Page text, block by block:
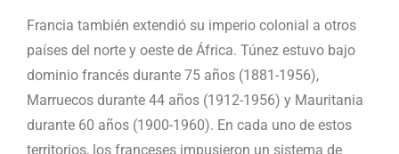
Francia también extendió su imperio colonial a otros
países del norte y oeste de África. Túnez estuvo bajo
dominio francés durante 75 años (1881-1956),
Marruecos durante 44 años (1912-1956) y Mauritania
durante 60 años (1900-1960). En cada uno de estos
territorios, los franceses impusieron un sistema de